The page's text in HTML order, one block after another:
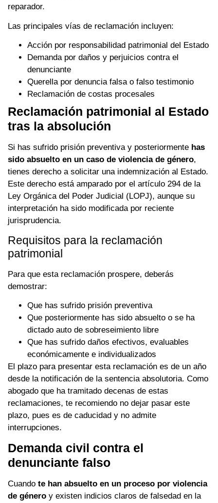
reparador.
Las principales vías de reclamación incluyen:
Acción por responsabilidad patrimonial del Estado
Demanda por daños y perjuicios contra el
denunciante
Querella por denuncia falsa o falso testimonio
Reclamación de costas procesales
Reclamación patrimonial al Estado
tras la absolución
Si has sufrido prisión preventiva y posteriormente has
sido absuelto en un caso de violencia de género,
tienes derecho a solicitar una indemnización al Estado.
Este derecho está amparado por el artículo 294 de la
Ley Orgánica del Poder Judicial (LOPJ), aunque su
interpretación ha sido modificada por reciente
jurisprudencia.
Requisitos para la reclamación
patrimonial
Para que esta reclamación prospere, deberás
demostrar:
Que has sufrido prisión preventiva
Que posteriormente has sido absuelto o se ha
dictado auto de sobreseimiento libre
Que has sufrido daños efectivos, evaluables
económicamente e individualizados
El plazo para presentar esta reclamación es de un año
desde la notificación de la sentencia absolutoria. Como
abogado que ha tramitado decenas de estas
reclamaciones, te recomiendo no dejar pasar este
plazo, pues es de caducidad y no admite
interrupciones.
Demanda civil contra el
denunciante falso
Cuando te han absuelto en un proceso por violencia
de género y existen indicios claros de falsedad en la